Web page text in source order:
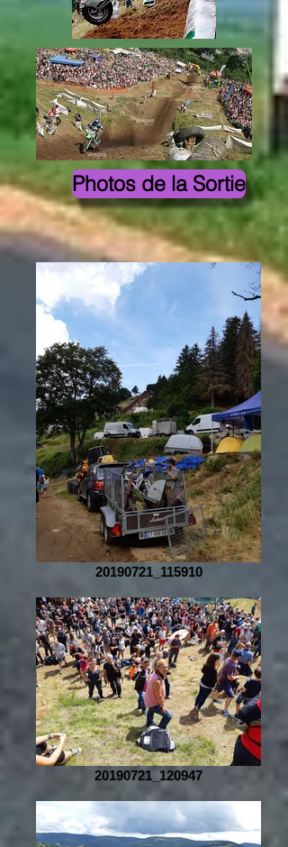
Photos de la Sortie
20190721_115910
20190721_120947